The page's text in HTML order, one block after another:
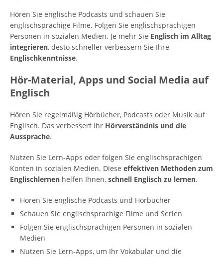
Hören Sie englische Podcasts und schauen Sie
englischsprachige Filme. Folgen Sie englischsprachigen
Personen in sozialen Medien. Je mehr Sie Englisch im Alltag
integrieren, desto schneller verbessern Sie Ihre
Englischkenntnisse.
Hör-Material, Apps und Social Media auf
Englisch
Hören Sie regelmäßig Hörbücher, Podcasts oder Musik auf
Englisch. Das verbessert Ihr Hörverständnis und die
Aussprache.
Nutzen Sie Lern-Apps oder folgen Sie englischsprachigen
Konten in sozialen Medien. Diese effektiven Methoden zum
Englischlernen helfen Ihnen, schnell Englisch zu lernen.
Hören Sie englische Podcasts und Hörbücher
Schauen Sie englischsprachige Filme und Serien
Folgen Sie englischsprachigen Personen in sozialen
Medien
Nutzen Sie Lern-Apps, um Ihr Vokabular und die